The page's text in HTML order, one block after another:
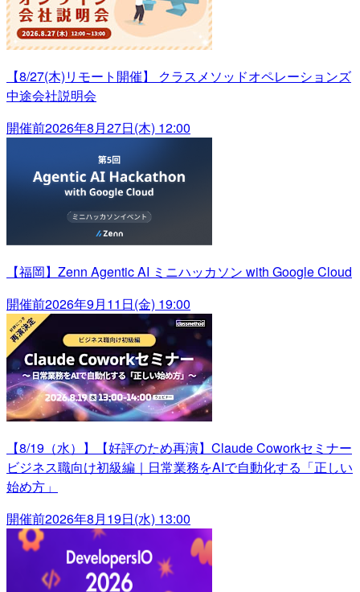
【8/27(木)リモート開催】 クラスメソッドオペレーションズ
中途会社説明会
開催前2026年8月27日(木) 12:00
【福岡】Zenn Agentic AI ミニハッカソン with Google Cloud
開催前2026年9月11日(金) 19:00
【8/19（水）】【好評のため再演】Claude Coworkセミナー
ビジネス職向け初級編｜日常業務をAIで自動化する「正しい
始め方」
開催前2026年8月19日(水) 13:00